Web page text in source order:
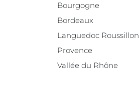
Bourgogne
Bordeaux
Languedoc Roussillon
Provence
Vallée du Rhône